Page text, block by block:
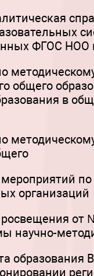
ФГОС
общего
в
организаций
от
научно-
образования